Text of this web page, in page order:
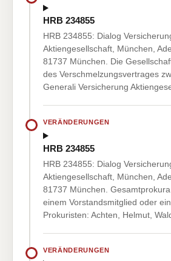
HRB 234855
HRB 234855: Dialog
Aktiengesellschaft, München,
81737 München. Die
des Verschmelzungsvertrages
Generali Versicherung
VERÄNDERUNGEN
HRB 234855
HRB 234855: Dialog
Aktiengesellschaft, München,
81737 München.
einem Vorstandsmitglied oder
Prokuristen: Achten, Helmut,
VERÄNDERUNGEN